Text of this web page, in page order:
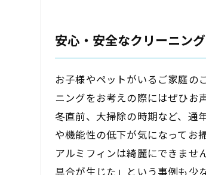
安心・安全なクリーニン
お子様やペットがいるご家庭の
ニングをお考えの際にはぜひお
冬直前、大掃除の時期など、通
や機能性の低下が気になってお
アルミフィンは綺麗にできませ
具合が生じた」という事例も少